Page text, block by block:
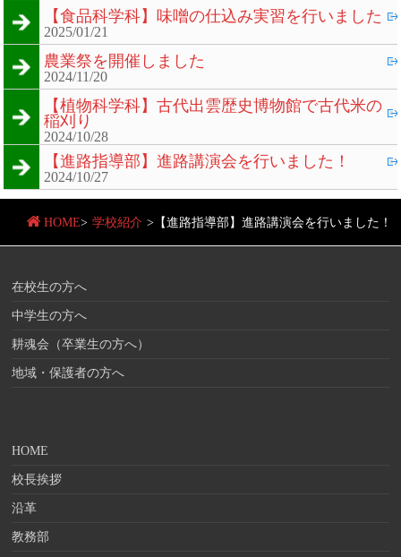
【食品科学科】味噌の仕込み実習を行いました
2025/01/21
農業祭を開催しました
2024/11/20
【植物科学科】古代出雲歴史博物館で古代米の
稲刈り
2024/10/28
【進路指導部】進路講演会を行いました！
2024/10/27
HOME> 学校紹介 > 【進路指導部】進路講演会を行いました！
在校生の方へ
中学生の方へ
耕魂会（卒業生の方へ）
地域・保護者の方へ
HOME
校長挨拶
沿革
教務部